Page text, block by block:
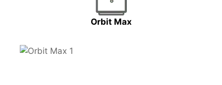
Orbit Max